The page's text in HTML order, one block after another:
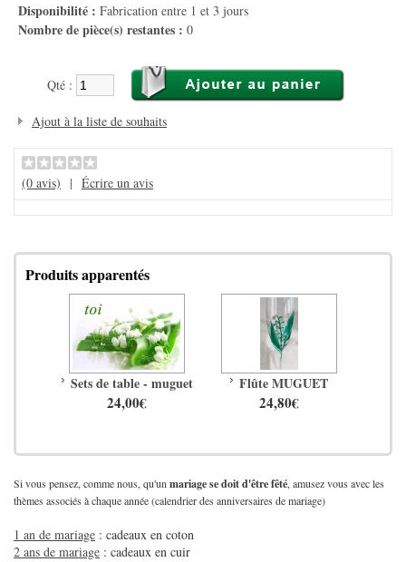
Disponibilité : Fabrication entre 1 et 3 jours
Nombre de pièce(s) restantes : 0
Qté :
Ajout à la liste de souhaits
(0 avis) | Écrire un avis
Produits apparentés
Sets de table - muguet
24,00€
Flûte MUGUET
24,80€
Si vous pensez, comme nous, qu'unmariage se doit d'être fêté, amusez vous avec les
thèmes associés à chaque année (calendrier des anniversaires de mariage)
1 an de mariage : cadeaux en coton
2 ans de mariage : cadeaux en cuir